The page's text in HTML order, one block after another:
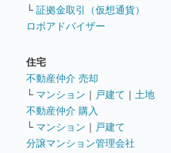
└ 証拠金取引（仮想通貨）
ロボアドバイザー
住宅
不動産仲介 売却
└ マンション ｜ 戸建て ｜ 土地
不動産仲介 購入
└ マンション ｜ 戸建て
分譲マンション管理会社